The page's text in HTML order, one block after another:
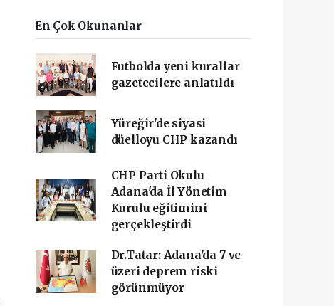
En Çok Okunanlar
Futbolda yeni kurallar
gazetecilere anlatıldı
Yüreğir'de siyasi
düelloyu CHP kazandı
CHP Parti Okulu
Adana'da İl Yönetim
Kurulu eğitimini
gerçekleştirdi
Dr.Tatar: Adana'da 7 ve
üzeri deprem riski
görünmüyor